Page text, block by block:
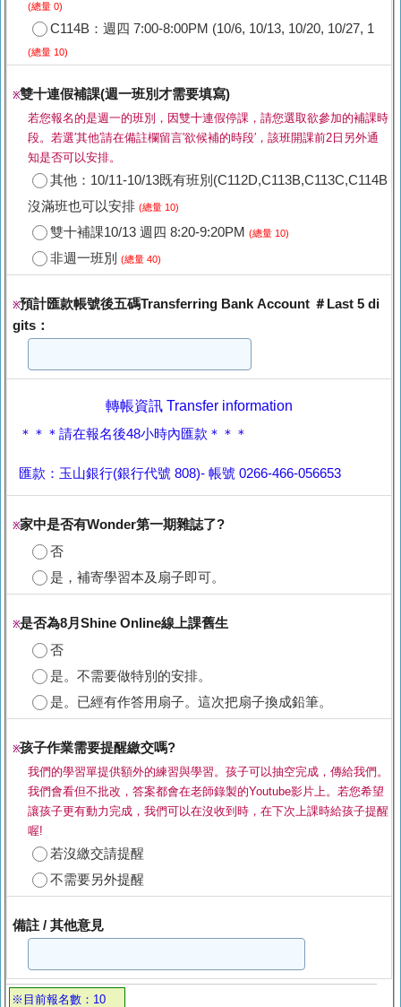
(總量 0)
C114B：週四 7:00-8:00PM (10/6, 10/13, 10/20, 10/27, 1
(總量 10)
※雙十連假補課(週一班別才需要填寫)
若您報名的是週一的班別，因雙十連假停課，請您選取欲參加的補課時
段。若選′其他′請在備註欄留言′欲候補的時段′，該班開課前2日另外通
知是否可以安排。
其他：10/11-10/13既有班別(C112D,C113B,C113C,C114B
沒滿班也可以安排 (總量 10)
雙十補課10/13 週四 8:20-9:20PM (總量 10)
非週一班別 (總量 40)
※預計匯款帳號後五碼Transferring Bank Account ＃Last 5 di
gits：
轉帳資訊 Transfer information
＊＊＊請在報名後48小時內匯款＊＊＊
匯款：玉山銀行(銀行代號 808)- 帳號 0266-466-056653
※家中是否有Wonder第一期雜誌了?
否
是，補寄學習本及扇子即可。
※是否為8月Shine Online線上課舊生
否
是。不需要做特別的安排。
是。已經有作答用扇子。這次把扇子換成鉛筆。
※孩子作業需要提醒繳交嗎?
我們的學習單提供額外的練習與學習。孩子可以抽空完成，傳給我們。
我們會看但不批改，答案都會在老師錄製的Youtube影片上。若您希望
讓孩子更有動力完成，我們可以在沒收到時，在下次上課時給孩子提醒
喔!
若沒繳交請提醒
不需要另外提醒
備註 / 其他意見
※目前報名數：10